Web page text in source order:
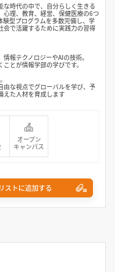
時代の中で、自分らしく生きる
心理、教育、経営、保健医療の6つ
験型プログラムを多数完備し、学
会で活躍するために実践力の習得
報テクノロジーやAIの技術。
とが情報学部の学びです。
由な視点でグローバルを学び、予
えた人材を育成します
オープン
キャンパス
ストに追加する